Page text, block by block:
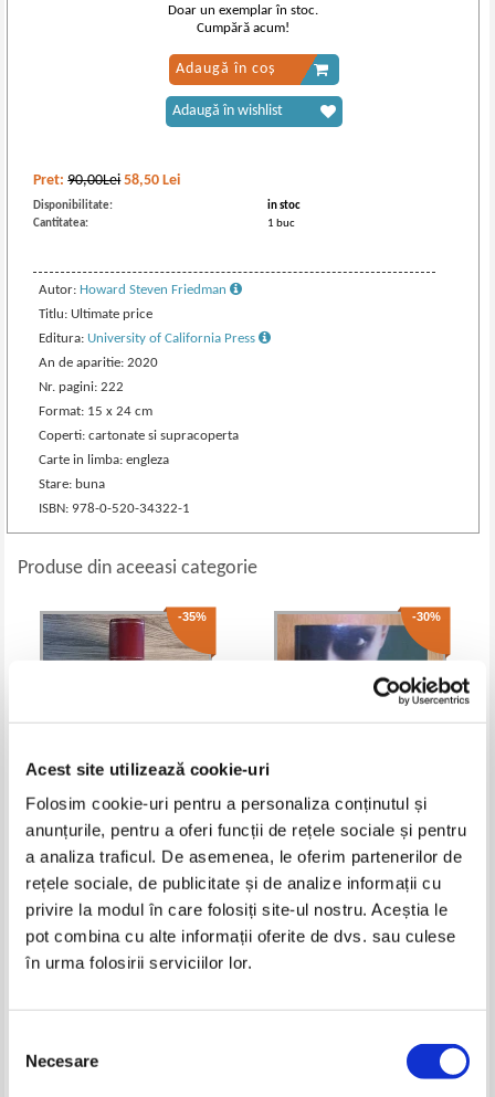
Acest site utilizează cookie-uri
Folosim cookie-uri pentru a personaliza conținutul și
anunțurile, pentru a oferi funcții de rețele sociale și pentru
a analiza traficul. De asemenea, le oferim partenerilor de
rețele sociale, de publicitate și de analize informații cu
privire la modul în care folosiți site-ul nostru. Aceștia le
pot combina cu alte informații oferite de dvs. sau culese
în urma folosirii serviciilor lor.
consimțământului
Necesare
Pret:90,00Lei 58,50 Lei
Disponibilitate:
in stoc
Cantitatea:
1 buc
Autor: Howard Steven Friedman
Titlu: Ultimate price
Editura: University of California Press
An de aparitie: 2020
Nr. pagini: 222
Format: 15 x 24 cm
Coperti: cartonate si supracoperta
Carte in limba: engleza
Stare: buna
ISBN: 978-0-520-34322-1
Doar un exemplar în stoc.
Cumpără acum!
Adaugă în coș
Adaugă în wishlist
Produse din aceeasi categorie
-35%
Gustave Flaubert - L'education
jeune homme (volumul 1)
80,00Lei 52,00
Adaugă în coș
-30%
Stieg Larsson - The Girl Who
Kiked the Hornets' Nest
Lei
Adaugă în coș